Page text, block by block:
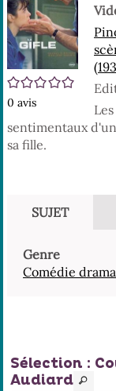
/5
0 avis
sentimentaux
sa fille.
SUJET
Genre
Comédie
Sélection :
Audiard